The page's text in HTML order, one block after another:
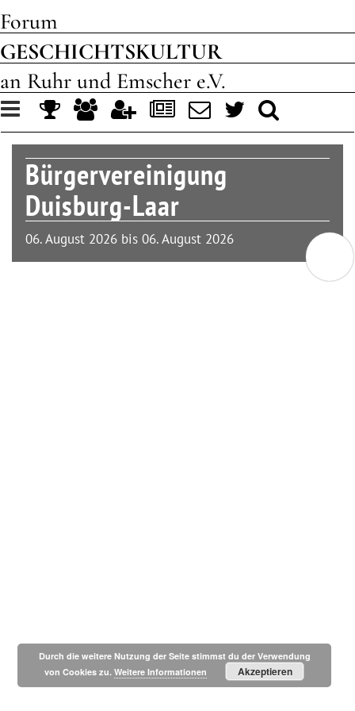
Forum
GESCHICHTSKULTUR
an Ruhr und Emscher e.V.
Toggle
navigation
Bürgervereinigung
Duisburg-Laar
06. August 2026 bis 06. August 2026
Durch die weitere Nutzung der Seite stimmst du der Verwendung
von Cookies zu.Weitere Informationen Akzeptieren